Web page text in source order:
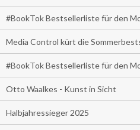
#BookTok Bestsellerliste für den
Media Control kürt die
#BookTok Bestsellerliste für den
Otto Waalkes - Kunst in Sicht
Halbjahressieger 2025